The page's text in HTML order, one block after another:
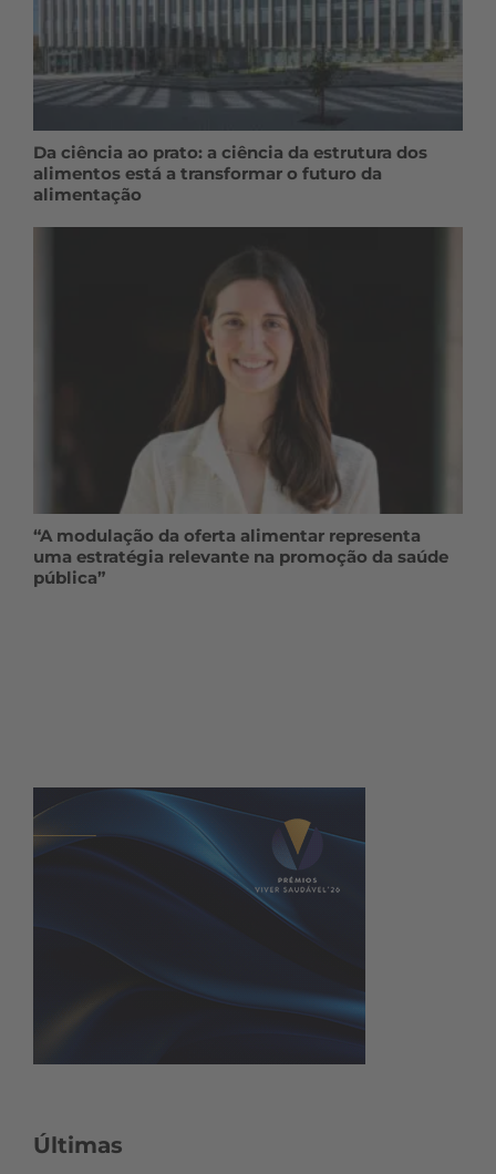
Da ciência ao prato: a ciência da estrutura dos
alimentos está a transformar o futuro da
alimentação
“A modulação da oferta alimentar representa
uma estratégia relevante na promoção da saúde
pública”
Últimas